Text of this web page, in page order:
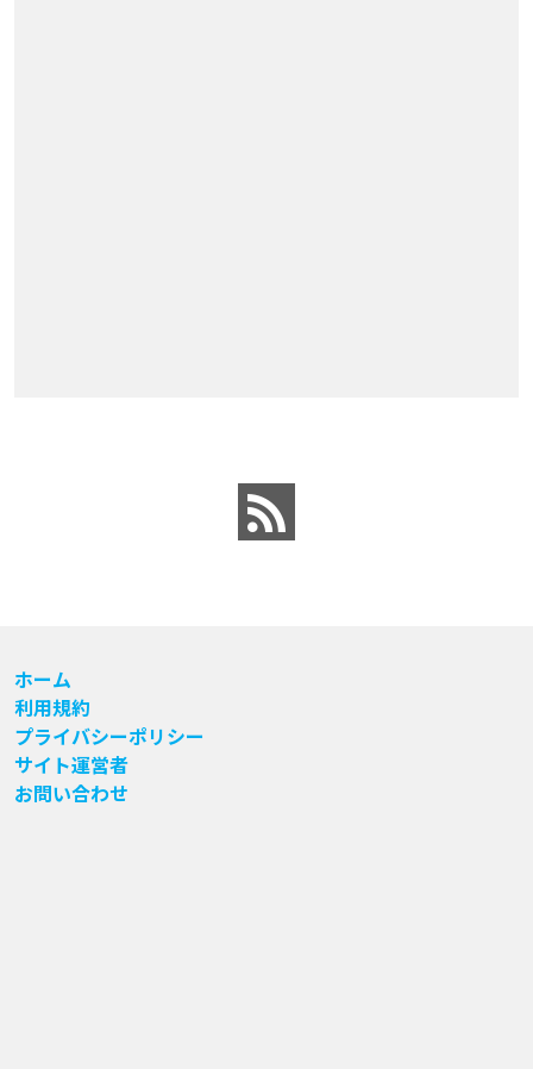
ホーム
利用規約
プライバシーポリシー
サイト運営者
お問い合わせ